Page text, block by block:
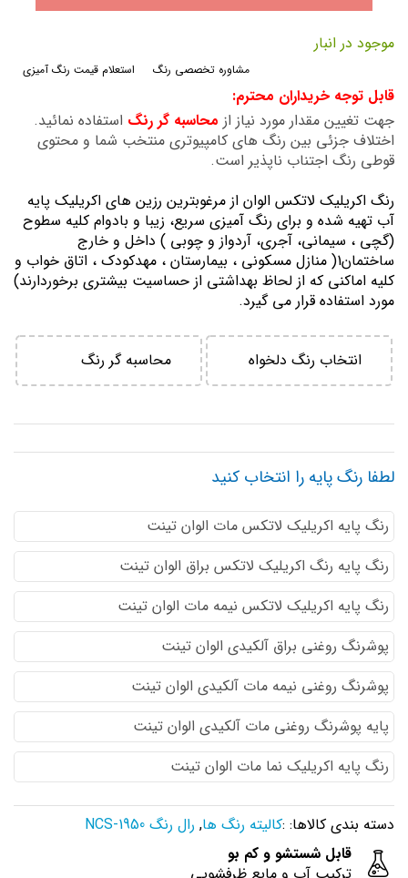
ابتدای
گالری
موجود در انبار
استعلام قیمت رنگ آمیزی مشاوره تخصصی رنگ
قابل توجه خریداران محترم:
جهت تغیین مقدار مورد نیاز از محاسبه گر رنگ استفاده نمائید.
اختلاف جزئی بین رنگ های کامپیوتری منتخب شما و محتوی
قوطی رنگ اجتناب ناپذیر است.
رنگ اكريليك لاتكس الوان از مرغوبترين رزين هاي اكريليك پايه
آب تهيه شده و برای رنگ آمیزی سریع، زیبا و بادوام کلیه سطوح
(گچی ، سیمانی، آجری، آردواز و چوبی ) داخل و خارج
ساختمان1( منازل مسكوني ، بيمارستان ، مهدكودك ، اتاق خواب و
كليه اماكني كه از لحاظ بهداشتي از حساسيت بيشتري برخوردارند)
مورد استفاده قرار می گیرد.
انتخاب رنگ دلخواه محاسبه گر رنگ
لطفا رنگ پایه را انتخاب کنید
رنگ پایه اكريليك لاتكس مات الوان تینت
رنگ پایه رنگ اكريليك لاتكس براق الوان تینت
رنگ پایه اكريليك لاتكس نيمه مات الوان تینت
پوشرنگ روغنی براق آلکیدی الوان تینت
پوشرنگ روغنی نیمه مات آلکیدی الوان تینت
پایه پوشرنگ روغنی مات آلکیدی الوان تینت
رنگ پایه اکریلیک نما مات الوان تینت
دسته بندی کالاها: :کالیته رنگ ها, رال رنگ NCS-1950
قابل شستشو و کم بو